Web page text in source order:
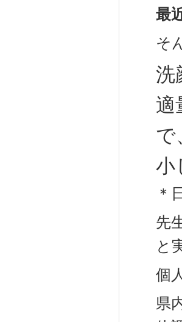
最
そ
洗
適
で
小
＊
先
と
個
県